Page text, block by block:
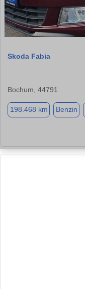
Skoda Fabia
Bochum, 44791
198.468 km Benzin